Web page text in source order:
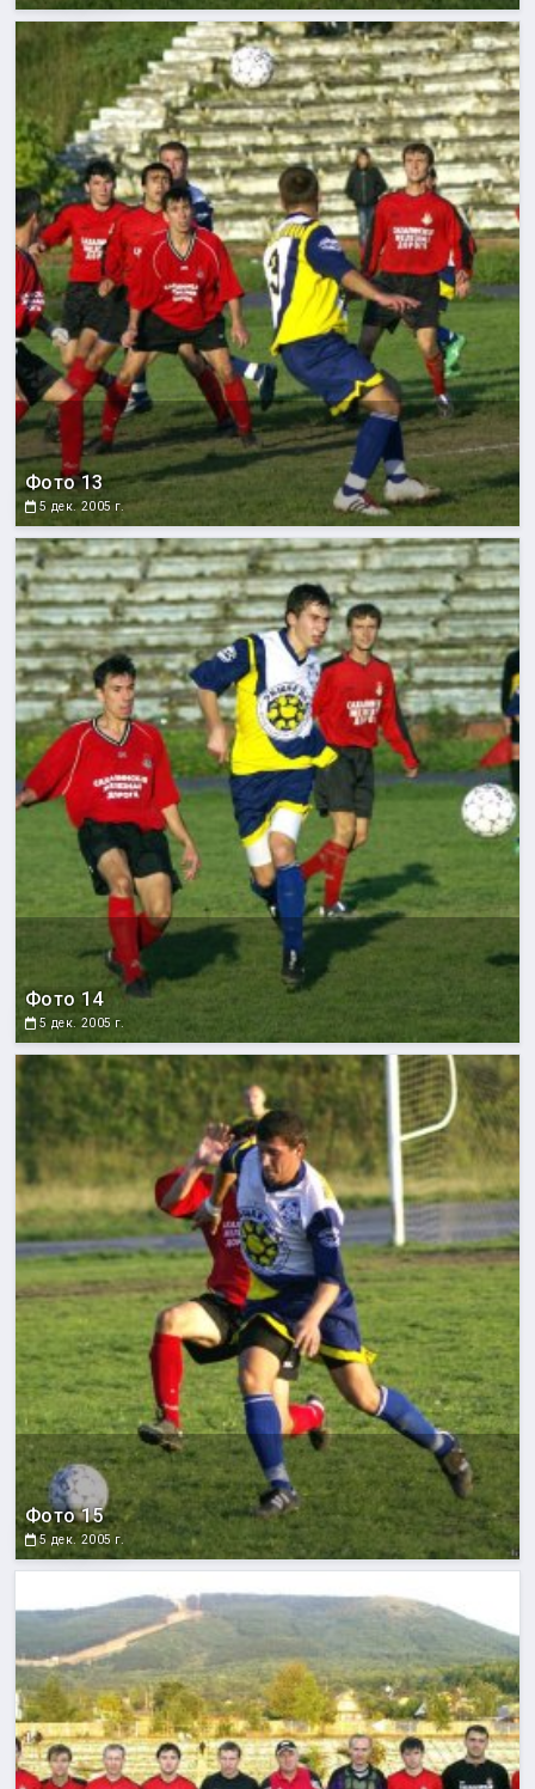
Фото 13
5 дек. 2005 г.
Фото 14
5 дек. 2005 г.
Фото 15
5 дек. 2005 г.